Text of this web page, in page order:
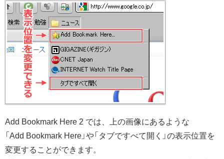
Add Bookmark Here 2 では、上の画像にあるような
「Add Bookmark Here」や「タブですべて開く」の表示位置を
変更することができます。